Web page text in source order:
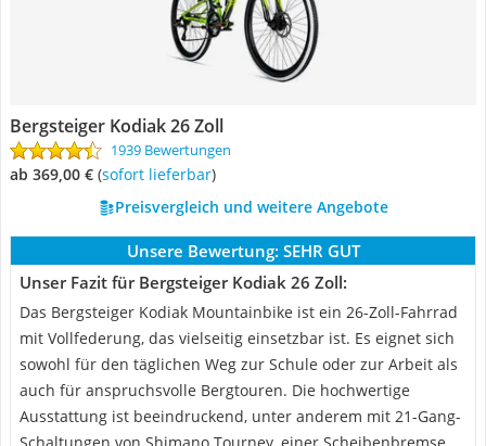
Bergsteiger Kodiak 26 Zoll
1939 Bewertungen
ab 369,00 € ( Sofort lieferbar)
Preisvergleich und weitere Angebote
Unsere Bewertung: SEHR GUT
Unser Fazit für Bergsteiger Kodiak 26 Zoll:
Das Bergsteiger Kodiak Mountainbike ist ein 26-Zoll-Fahrrad
mit Vollfederung, das vielseitig einsetzbar ist. Es eignet sich
sowohl für den täglichen Weg zur Schule oder zur Arbeit als
auch für anspruchsvolle Bergtouren. Die hochwertige
Ausstattung ist beeindruckend, unter anderem mit 21-Gang-